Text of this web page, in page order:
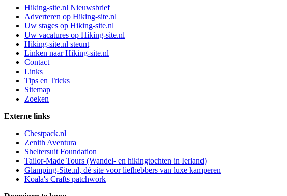
Hiking-site.nl Nieuwsbrief
Adverteren op Hiking-site.nl
Uw stages op Hiking-site.nl
Uw vacatures op Hiking-site.nl
Hiking-site.nl steunt
Linken naar Hiking-site.nl
Contact
Links
Tips en Tricks
Sitemap
Zoeken
Externe links
Chestpack.nl
Zenith Aventura
Sheltersuit Foundation
Tailor-Made Tours (Wandel- en hikingtochten in Ierland)
Glamping-Site.nl, dé site voor liefhebbers van luxe kamperen
Koala's Crafts patchwork